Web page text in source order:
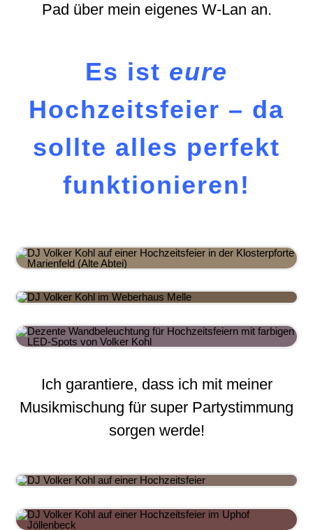
Pad über mein eigenes W-Lan an.
Es ist eure
Hochzeitsfeier – da
sollte alles perfekt
funktionieren!
Ich garantiere, dass ich mit meiner
Musikmischung für super Partystimmung
sorgen werde!